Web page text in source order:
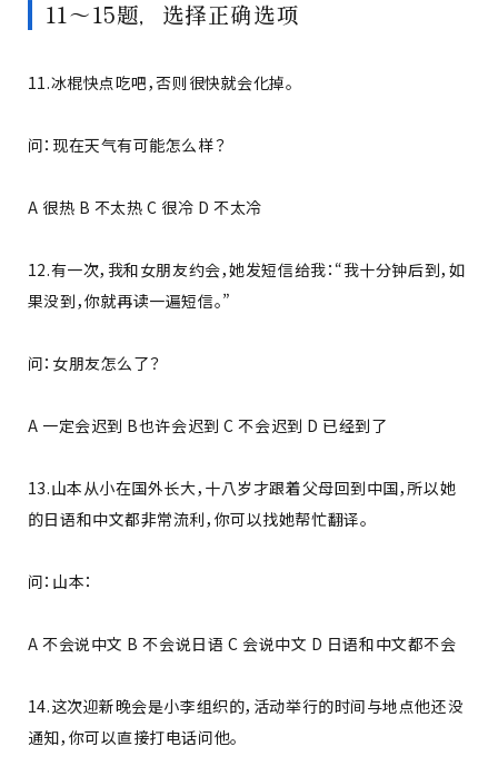
11～15题，选择正确选项
11.冰棍快点吃吧，否则很快就会化掉。
问：现在天气有可能怎么样？
A 很热 B 不太热 C 很冷 D 不太冷
12.有一次，我和女朋友约会，她发短信给我：“我十分钟后到，如
果没到，你就再读一遍短信。”
问：女朋友怎么了？
A 一定会迟到 B也许会迟到 C 不会迟到 D 已经到了
13.山本从小在国外长大，十八岁才跟着父母回到中国，所以她
的日语和中文都非常流利，你可以找她帮忙翻译。
问：山本：
A 不会说中文 B 不会说日语 C 会说中文 D 日语和中文都不会
14.这次迎新晚会是小李组织的，活动举行的时间与地点他还没
通知，你可以直接打电话问他。